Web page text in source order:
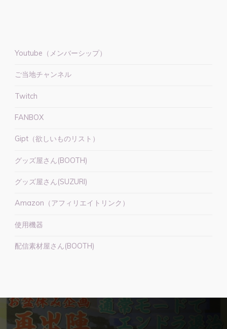
Youtube（メンバーシップ）
ご当地チャンネル
Twitch
FANBOX
Gipt（欲しいものリスト）
グッズ屋さん(BOOTH)
グッズ屋さん(SUZURI)
Amazon（アフィリエイトリンク）
使用機器
配信素材屋さん(BOOTH)